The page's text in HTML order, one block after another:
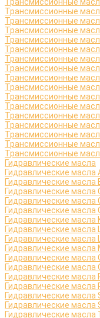
Трансмиссионные
Трансмиссионные
Трансмиссионные
Трансмиссионные
Трансмиссионные
Трансмиссионные
Трансмиссионные
Трансмиссионные
Трансмиссионные
Трансмиссионные
Трансмиссионные
Трансмиссионные
Трансмиссионные
Трансмиссионные
Трансмиссионные
Трансмиссионные
Гидравлические масла
Гидравлические масла
Гидравлические масла
Гидравлические масла
Гидравлические масла
Гидравлические масла
Гидравлические масла
Гидравлические масла
Гидравлические масла
Гидравлические масла
Гидравлические масла
Гидравлические масла
Гидравлические масла
Гидравлические масла
Гидравлические масла
Гидравлические масла
Гидравлические масла